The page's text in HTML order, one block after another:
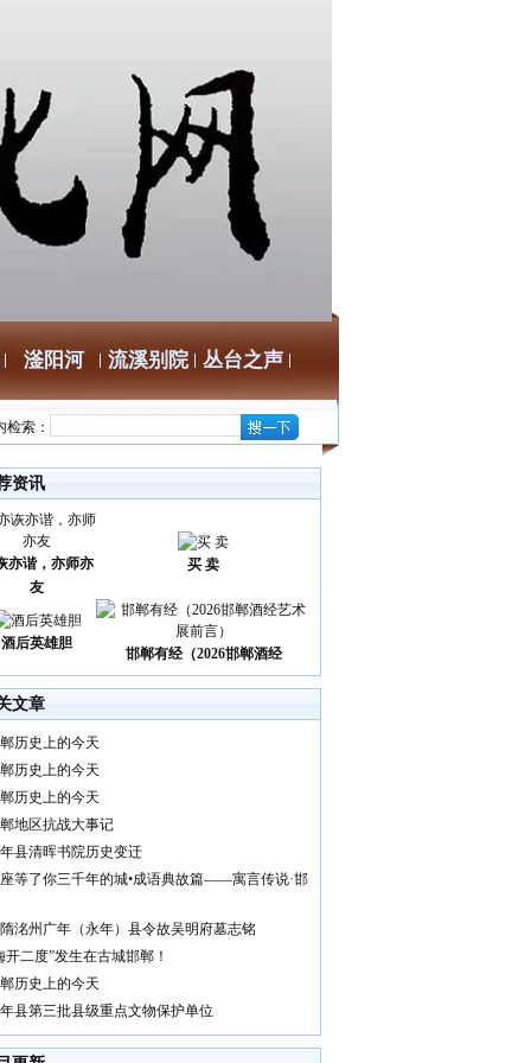
滏阳河 流溪别院 丛台之声
检索：
资讯
亦谐，亦师亦
友
买 卖
酒后英雄胆
邯郸有经（2026邯郸酒经
文章
历史上的今天
历史上的今天
历史上的今天
地区抗战大事记
县清晖书院历史变迁
等了你三千年的城•成语典故篇——寓言传说·邯
洺州广年（永年）县令故吴明府墓志铭
开二度”发生在古城邯郸！
历史上的今天
县第三批县级重点文物保护单位